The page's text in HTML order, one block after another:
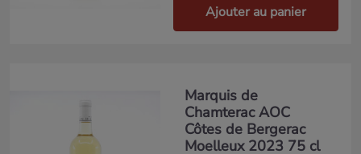
Ajouter au panier
Marquis de
Chamterac AOC
Côtes de Bergerac
Moelleux 2023 75 cl